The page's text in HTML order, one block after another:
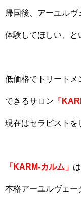
帰国後、アーユルヴ
体験してほしい、
低価格でトリートメ
できるサロン 「
現在はセラピストを
「KARM‐カルム」 は
本格アーユルヴェー